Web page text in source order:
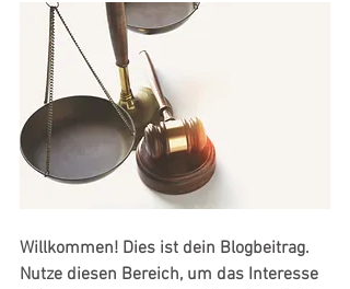
Willkommen! Dies ist dein Blogbeitrag.
Nutze diesen Bereich, um das Interesse